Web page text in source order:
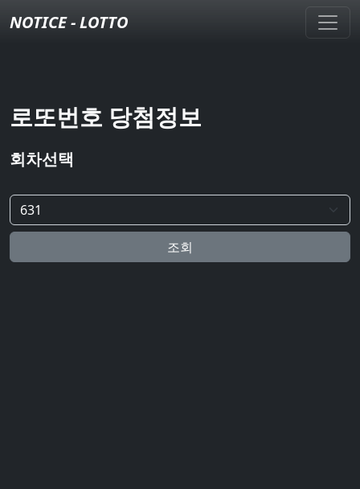
NOTICE - LOTTO
로또번호 당첨정보
회차선택
조회